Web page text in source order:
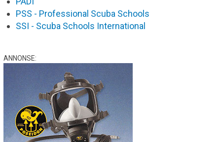
PSS - Professional Scuba Schools
SSI - Scuba Schools International
ANNONSE: